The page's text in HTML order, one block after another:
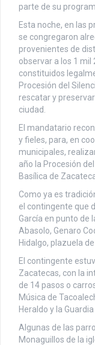
parte de su
Esta noche, en las
se congregaron
provenientes de
observar a los 1
constituidos
Procesión del
rescatar y
ciudad.
El mandatario
y fieles, para, en
municipales,
año la Procesión
Basílica de
Como ya es
el contingente que
García en punto de
Abasolo, Genaro
Hidalgo, plazuela
El contingente
Zacatecas, con la
de 14 pasos o
Música de
Heraldo y la
Algunas de las
Monaguillos de la